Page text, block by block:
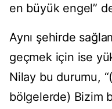
en büyük engel”
Aynı şehirde
geçmek için ise
Nilay bu durumu,
bölgelerde) Bizim